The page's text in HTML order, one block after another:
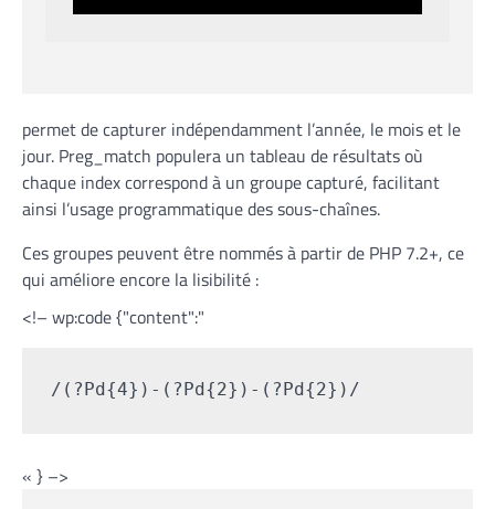
permet de capturer indépendamment l’année, le mois et le
jour. Preg_match populera un tableau de résultats où
chaque index correspond à un groupe capturé, facilitant
ainsi l’usage programmatique des sous-chaînes.
Ces groupes peuvent être nommés à partir de PHP 7.2+, ce
qui améliore encore la lisibilité :
<!– wp:code {"content":"
/(?Pd{4})-(?Pd{2})-(?Pd{2})/
« } –>